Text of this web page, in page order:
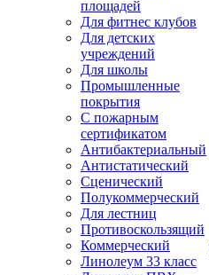
площадей
Для фитнес клубов
Для детских
учреждений
Для школы
Промышленные
покрытия
С пожарным
сертификатом
Антибактериальный
Антистатический
Сценический
Полукоммерческий
Для лестниц
Противоскользящий
Коммерческий
Линолеум 33 класс